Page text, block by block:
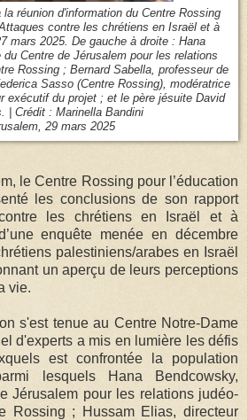
réunion d'information du Centre Rossing
contre les chrétiens en Israël et à
mars 2025. De gauche à droite : Hana
Centre de Jérusalem pour les relations
Rossing ; Bernard Sabella, professeur de
Sasso (Centre Rossing), modératrice
exécutif du projet ; et le père jésuite David
| Crédit : Marinella Bandini
29 mars 2025
le Centre Rossing pour l’éducation
les conclusions de son rapport
les chrétiens en Israël et à
enquête menée en décembre
palestiniens/arabes en Israël
un aperçu de leurs perceptions
vie.
s'est tenue au Centre Notre-Dame
d'experts a mis en lumière les défis
est confrontée la population
lesquels Hana Bendcowsky,
Jérusalem pour les relations judéo-
Rossing ; Hussam Elias, directeur